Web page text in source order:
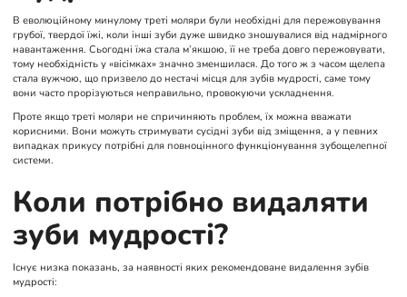
В еволюційному минулому треті моляри були необхідні для пережовування
грубої, твердої їжі, коли інші зуби дуже швидко зношувалися від надмірного
навантаження. Сьогодні їжа стала м’якшою, її не треба довго пережовувати,
тому необхідність у «вісімках» значно зменшилася. До того ж з часом щелепа
стала вужчою, що призвело до нестачі місця для зубів мудрості, саме тому
вони часто прорізуються неправильно, провокуючи ускладнення.
Проте якщо треті моляри не спричиняють проблем, їх можна вважати
корисними. Вони можуть стримувати сусідні зуби від зміщення, а у певних
випадках прикусу потрібні для повноцінного функціонування зубощелепної
системи.
Коли потрібно видаляти
зуби мудрості?
Існує низка показань, за наявності яких рекомендоване видалення зубів
мудрості: